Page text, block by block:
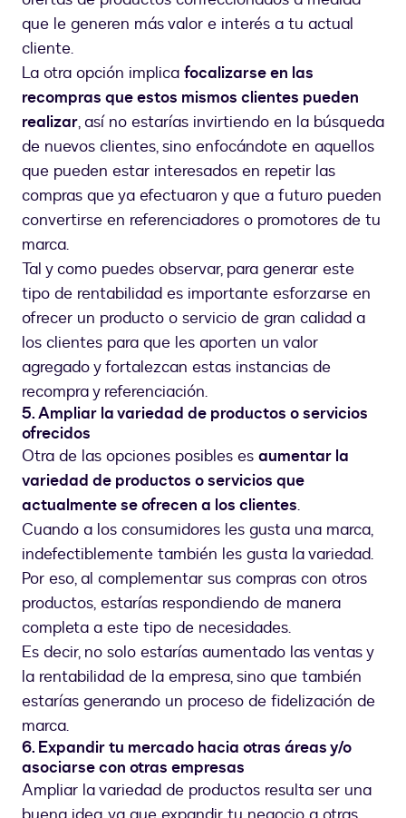
que le generen más valor e interés a tu actual
cliente.
La otra opción implica focalizarse en las
recompras que estos mismos clientes pueden
realizar, así no estarías invirtiendo en la búsqueda
de nuevos clientes, sino enfocándote en aquellos
que pueden estar interesados en repetir las
compras que ya efectuaron y que a futuro pueden
convertirse en referenciadores o promotores de tu
marca.
Tal y como puedes observar, para generar este
tipo de rentabilidad es importante esforzarse en
ofrecer un producto o servicio de gran calidad a
los clientes para que les aporten un valor
agregado y fortalezcan estas instancias de
recompra y referenciación.
5. Ampliar la variedad de productos o servicios
ofrecidos
Otra de las opciones posibles es aumentar la
variedad de productos o servicios que
actualmente se ofrecen a los clientes.
Cuando a los consumidores les gusta una marca,
indefectiblemente también les gusta la variedad.
Por eso, al complementar sus compras con otros
productos, estarías respondiendo de manera
completa a este tipo de necesidades.
Es decir, no solo estarías aumentado las ventas y
la rentabilidad de la empresa, sino que también
estarías generando un proceso de fidelización de
marca.
6. Expandir tu mercado hacia otras áreas y/o
asociarse con otras empresas
Ampliar la variedad de productos resulta ser una